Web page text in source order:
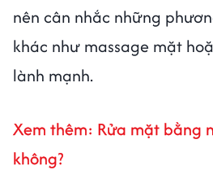
nên cân nhắc những
khác như massage mặt
lành mạnh.
Xem thêm: Rửa mặt bằng
không?